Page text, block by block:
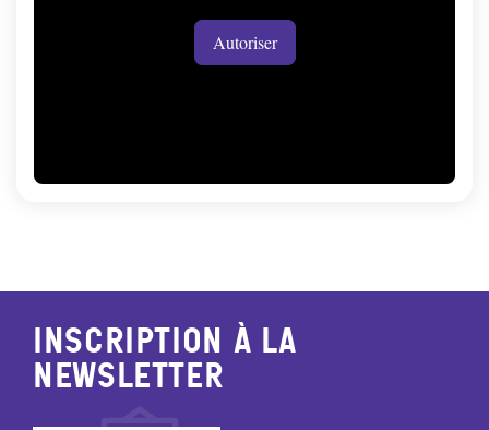
Autoriser
Inscription à la
newsletter